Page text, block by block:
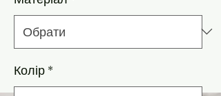
Колір *